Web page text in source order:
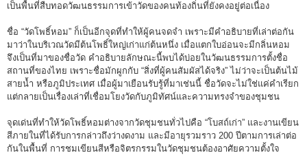
เป็นพื้นที่สืบทอดวัฒนธรรมการเข้าวัดของคนท้องถิ่นที่ยังคงอยู่ต่อเนื่อง
ชื่อ “วัดโพธิ์หอม” ก็เป็นอีกจุดที่ทำให้ผู้คนจดจำ เพราะมีคำอธิบายที่เล่าต่อกัน
มาว่าในบริเวณวัดมีต้นโพธิ์ใหญ่เก่าแก่ต้นหนึ่ง เมื่อแตกใบอ่อนจะมีกลิ่นหอม
จึงเป็นที่มาของชื่อวัด คำอธิบายลักษณะนี้พบได้บ่อยในวัฒนธรรมการตั้งชื่อ
สถานที่ของไทย เพราะชื่อมักผูกกับ “สิ่งที่ผู้คนสัมผัสได้จริง” ไม่ว่าจะเป็นต้นไม้
สายน้ำ หรือภูมิประเทศ เมื่อผู้มาเยือนรับรู้ที่มาเช่นนี้ ชื่อวัดจะไม่ใช่แค่คำเรียก
แต่กลายเป็นเรื่องเล่าที่เชื่อมโยงวัดกับภูมิทัศน์และความทรงจำของชุมชน
จุดเด่นที่ทำให้วัดโพธิ์หอมต่างจากวัดชุมชนทั่วไปคือ “โบสถ์เก่า” และงานเขียน
สีภายในที่ได้รับการกล่าวถึงว่างดงาม และมีอายุรวมราว 200 ปีตามการเล่าต่อ
กันในพื้นที่ การชมเขียนสีหรือจิตรกรรมในวัดชุมชนต้องอาศัยความตั้งใจ